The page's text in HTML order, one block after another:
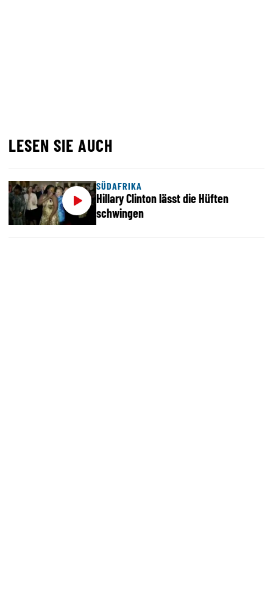
LESEN SIE AUCH
SÜDAFRIKA
Hillary Clinton lässt die Hüften
schwingen